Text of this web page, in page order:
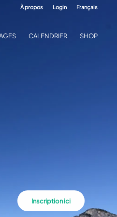
Inscription ici
À propos Login Français
CALENDRIER SHOP